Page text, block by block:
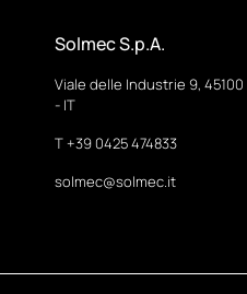
Solmec S.p.A.
Viale delle Industrie 9, 45100
- IT
T +39 0425 474833
solmec@solmec.it